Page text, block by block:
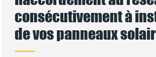
consécutivement à
de vos panneaux